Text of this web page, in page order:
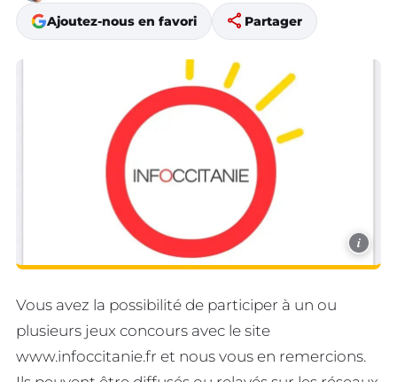
Ajoutez-nous en favori share Partager
i
Vous avez la possibilité de participer à un ou
plusieurs jeux concours avec le site
www.infoccitanie.fr et nous vous en remercions.